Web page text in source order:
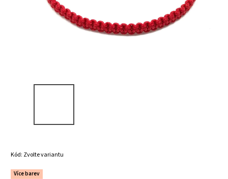
Kód: Zvolte variantu
Více barev